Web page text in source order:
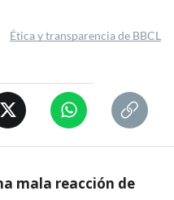
Ética y transparencia de BBCL
mala reacción de